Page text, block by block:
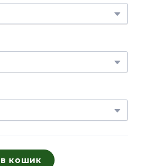
кошик